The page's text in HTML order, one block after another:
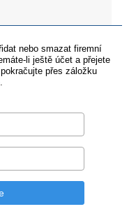
nebo smazat firemní
li ještě účet a přejete
přes záložku
.